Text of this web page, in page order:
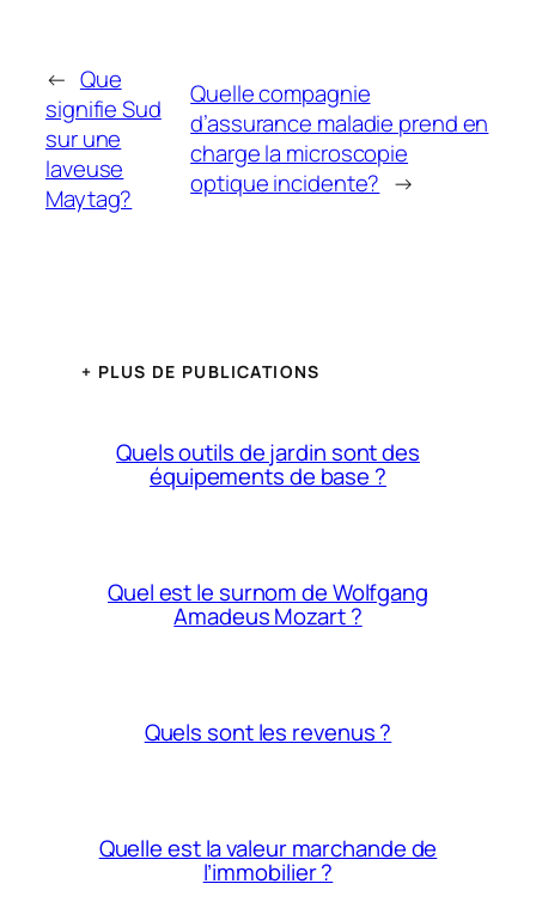
← Que
signifie Sud
sur une
laveuse
Maytag?
Quelle compagnie
d’assurance maladie prend en
charge la microscopie
optique incidente? →
+ PLUS DE PUBLICATIONS
Quels outils de jardin sont des
équipements de base ?
Quel est le surnom de Wolfgang
Amadeus Mozart ?
Quels sont les revenus ?
Quelle est la valeur marchande de
l’immobilier ?